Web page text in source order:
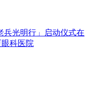
光明行」启动仪式在
科医院